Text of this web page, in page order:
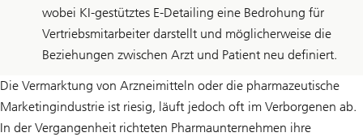
wobei KI-gestütztes E-Detailing eine Bedrohung für
Vertriebsmitarbeiter darstellt und möglicherweise die
Beziehungen zwischen Arzt und Patient neu definiert.
Die Vermarktung von Arzneimitteln oder die pharmazeutische
Marketingindustrie ist riesig, läuft jedoch oft im Verborgenen ab.
In der Vergangenheit richteten Pharmaunternehmen ihre